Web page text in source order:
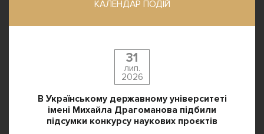
КАЛЕНДАР ПОДІЙ
31
лип.
2026
В Українському державному університеті
імені Михайла Драгоманова підбили
підсумки конкурсу наукових проєктів